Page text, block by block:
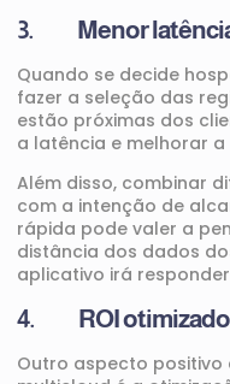
3. Menor
Quando se decide
fazer a seleção das
estão próximas dos
a latência e melhorar
Além disso, combinar
com a intenção de
rápida pode valer a
distância dos dados
aplicativo irá
4. ROI otimizado
Outro aspecto